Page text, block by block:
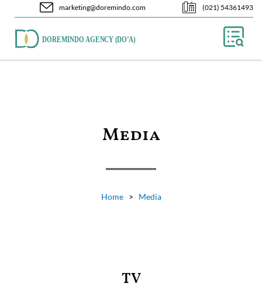
marketing@doremindo.com (021) 54361493
Media
Home> Media
TV